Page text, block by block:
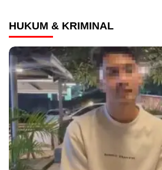
HUKUM & KRIMINAL